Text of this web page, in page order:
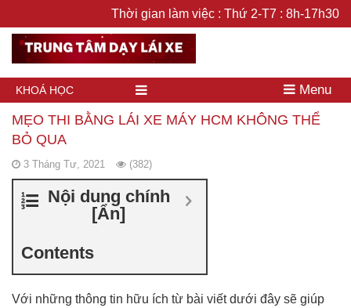
Thời gian làm việc : Thứ 2-T7 : 8h-17h30
KHOÁ HỌC Menu
MẸO THI BẰNG LÁI XE MÁY HCM KHÔNG THỂ
BỎ QUA
3 Tháng Tư, 2021 (382)
Nội dung chính
[Ẩn]
Contents
Với những thông tin hữu ích từ bài viết dưới đây sẽ giúp